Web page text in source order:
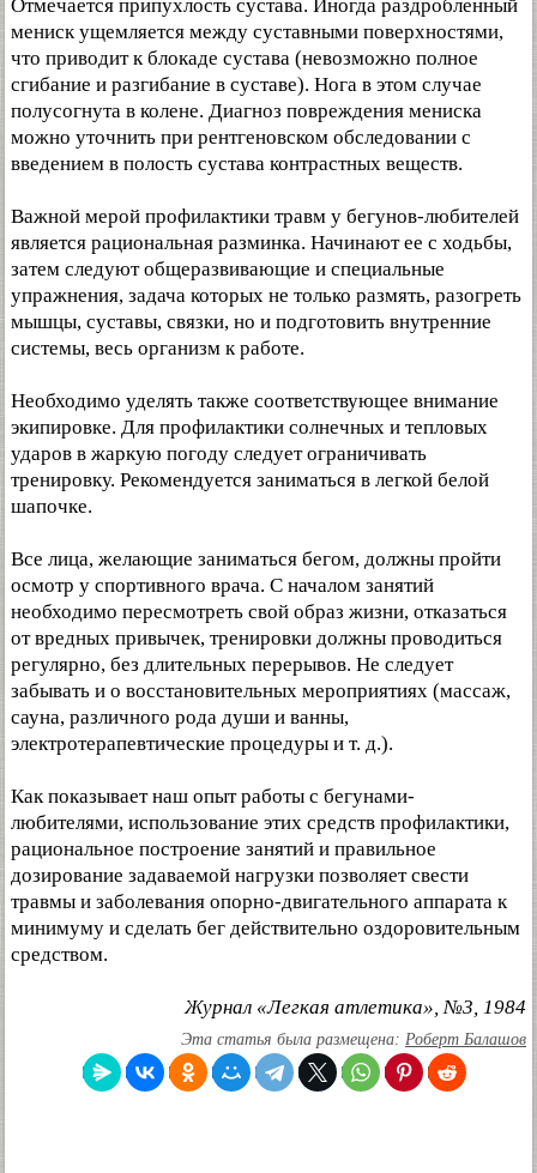
Отмечается припухлость сустава. Иногда раздробленный
мениск ущемляется между суставными поверхностями,
что приводит к блокаде сустава (невозможно полное
сгибание и разгибание в суставе). Нога в этом случае
полусогнута в колене. Диагноз повреждения мениска
можно уточнить при рентгеновском обследовании с
введением в полость сустава контрастных веществ.
Важной мерой профилактики травм у бегунов-любителей
является рациональная разминка. Начинают ее с ходьбы,
затем следуют общеразвивающие и специальные
упражнения, задача которых не только размять, разогреть
мышцы, суставы, связки, но и подготовить внутренние
системы, весь организм к работе.
Необходимо уделять также соответствующее внимание
экипировке. Для профилактики солнечных и тепловых
ударов в жаркую погоду следует ограничивать
тренировку. Рекомендуется заниматься в легкой белой
шапочке.
Все лица, желающие заниматься бегом, должны пройти
осмотр у спортивного врача. С началом занятий
необходимо пересмотреть свой образ жизни, отказаться
от вредных привычек, тренировки должны проводиться
регулярно, без длительных перерывов. Не следует
забывать и о восстановительных мероприятиях (массаж,
сауна, различного рода души и ванны,
электротерапевтические процедуры и т. д.).
Как показывает наш опыт работы с бегунами-
любителями, использование этих средств профилактики,
рациональное построение занятий и правильное
дозирование задаваемой нагрузки позволяет свести
травмы и заболевания опорно-двигательного аппарата к
минимуму и сделать бег действительно оздоровительным
средством.
Журнал «Легкая атлетика», №3, 1984
Эта статья была размещена: Роберт Балашов